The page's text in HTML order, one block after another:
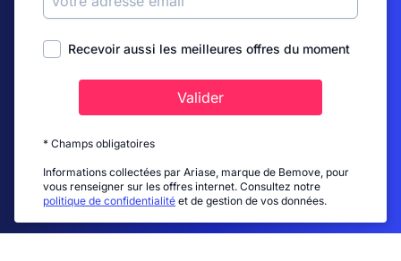
Recevoir aussi les meilleures offres du moment
Valider
* Champs obligatoires
Informations collectées par Ariase, marque de Bemove, pour
vous renseigner sur les offres internet. Consultez notre
politique de confidentialité et de gestion de vos données.